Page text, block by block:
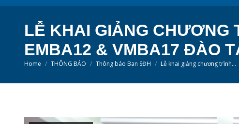
LỄ KHAI GIẢNG CHƯƠNG
EMBA12 & VMBA17 ĐÀO
You are here:
Home THÔNG BÁO Thông báo Ban SĐH Lễ khai giảng chương trình…